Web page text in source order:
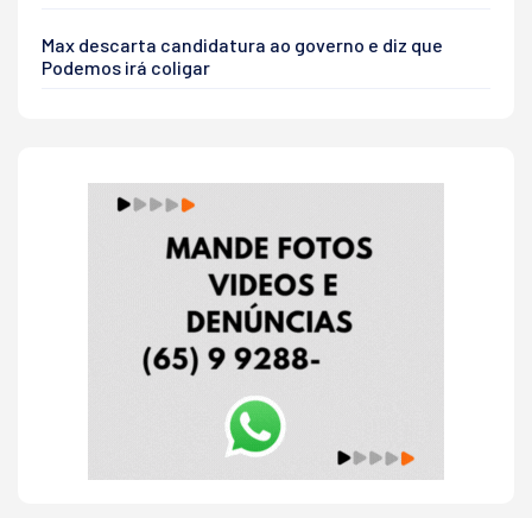
Max descarta candidatura ao governo e diz que
Podemos irá coligar